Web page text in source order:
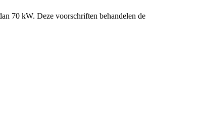
70 kW. Deze voorschriften behandelen de